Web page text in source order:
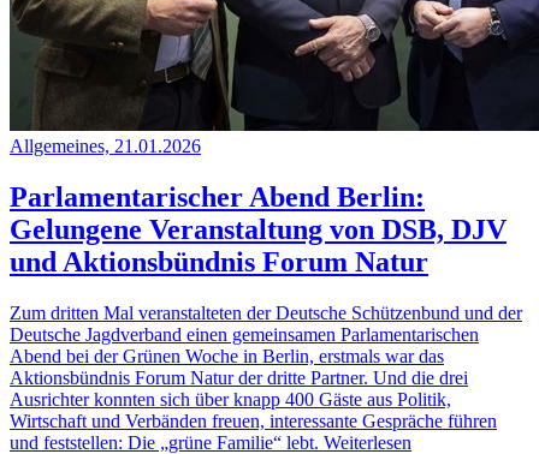
Allgemeines, 21.01.2026
Parlamentarischer Abend Berlin:
Gelungene Veranstaltung von DSB, DJV
und Aktionsbündnis Forum Natur
Zum dritten Mal veranstalteten der Deutsche Schützenbund und der
Deutsche Jagdverband einen gemeinsamen Parlamentarischen
Abend bei der Grünen Woche in Berlin, erstmals war das
Aktionsbündnis Forum Natur der dritte Partner. Und die drei
Ausrichter konnten sich über knapp 400 Gäste aus Politik,
Wirtschaft und Verbänden freuen, interessante Gespräche führen
und feststellen: Die „grüne Familie“ lebt. Weiterlesen